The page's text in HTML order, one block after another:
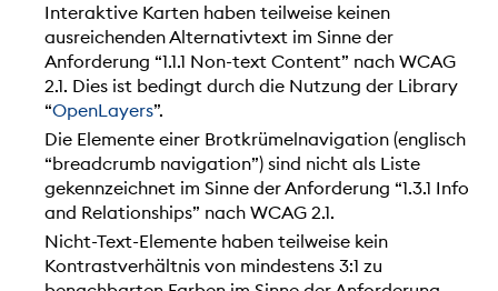
Interaktive Karten haben teilweise keinen
ausreichenden Alternativtext im Sinne der
Anforderung “1.1.1 Non-text Content” nach WCAG
2.1. Dies ist bedingt durch die Nutzung der Library
“OpenLayers”.
Die Elemente einer Brotkrümelnavigation (englisch
“breadcrumb navigation”) sind nicht als Liste
gekennzeichnet im Sinne der Anforderung “1.3.1 Info
and Relationships” nach WCAG 2.1.
Nicht-Text-Elemente haben teilweise kein
Kontrastverhältnis von mindestens 3:1 zu